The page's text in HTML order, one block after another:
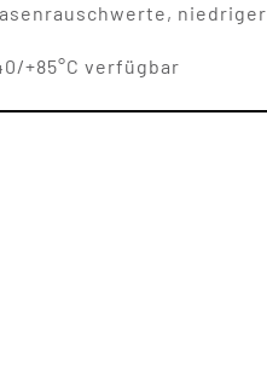
niedriger
+85°C verfügbar